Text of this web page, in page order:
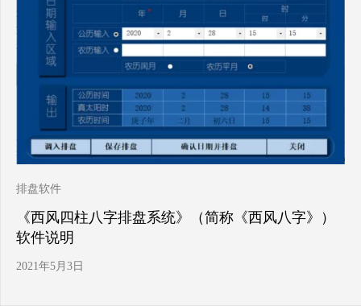
排盘软件
《西风四柱八字排盘系统》（简称《西风八字》）
软件说明
2021年5月3日